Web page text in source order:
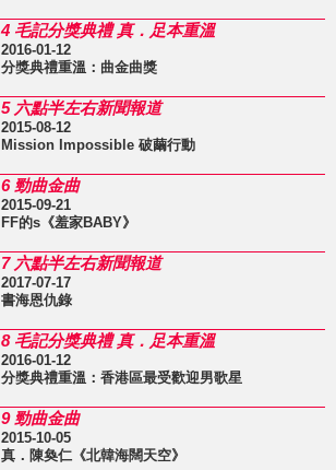
4 毛記分獎典禮 真．足本重溫
2016-01-12
分獎典禮重溫：曲金曲獎
5 六點半左右新聞報道
2015-08-12
Mission Impossible 破繭行動
6 勁曲金曲
2015-09-21
FF的s《羞家BABY》
7 六點半左右新聞報道
2017-07-17
書海恩仇錄
8 毛記分獎典禮 真．足本重溫
2016-01-12
分獎典禮重溫：香港區最受歡迎男歌星
9 勁曲金曲
2015-10-05
真．陳奐仁《北韓海闊天空》